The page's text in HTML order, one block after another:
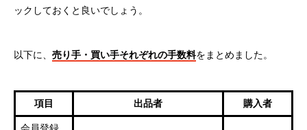
ックしておくと良いでしょう。
以下に、 売り手・買い手それぞれの手数料をまとめました。
項目 出品者 購入者